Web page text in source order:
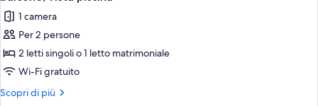
2
letti
balcone
le
foto
per
Camera
Standard
con
1 camera
Per 2 persone
2 letti singoli o 1 letto matrimoniale
Wi-Fi gratuito
Scopri di più
Altri